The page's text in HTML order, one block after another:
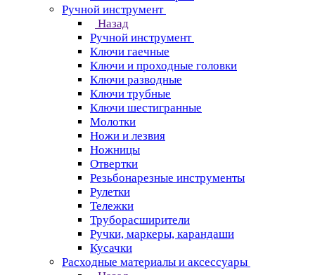
Ручной инструмент
Назад
Ручной инструмент
Ключи гаечные
Ключи и проходные головки
Ключи разводные
Ключи трубные
Ключи шестигранные
Молотки
Ножи и лезвия
Ножницы
Отвертки
Резьбонарезные инструменты
Рулетки
Тележки
Труборасширители
Ручки, маркеры, карандаши
Кусачки
Расходные материалы и аксессуары